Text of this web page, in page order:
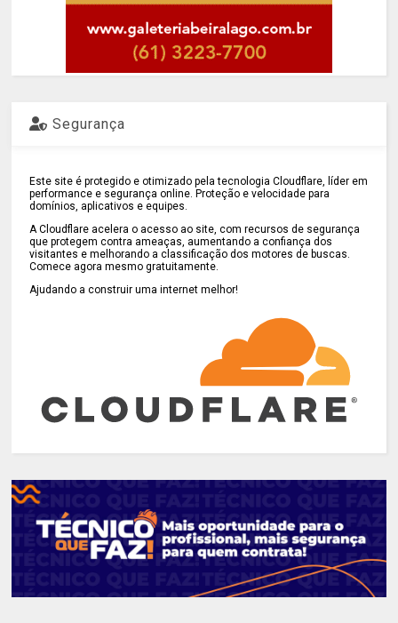
Segurança
Este site é protegido e otimizado pela tecnologia Cloudflare, líder em
performance e segurança online. Proteção e velocidade para
domínios, aplicativos e equipes.
A Cloudflare acelera o acesso ao site, com recursos de segurança
que protegem contra ameaças, aumentando a confiança dos
visitantes e melhorando a classificação dos motores de buscas.
Comece agora mesmo gratuitamente.
Ajudando a construir uma internet melhor!